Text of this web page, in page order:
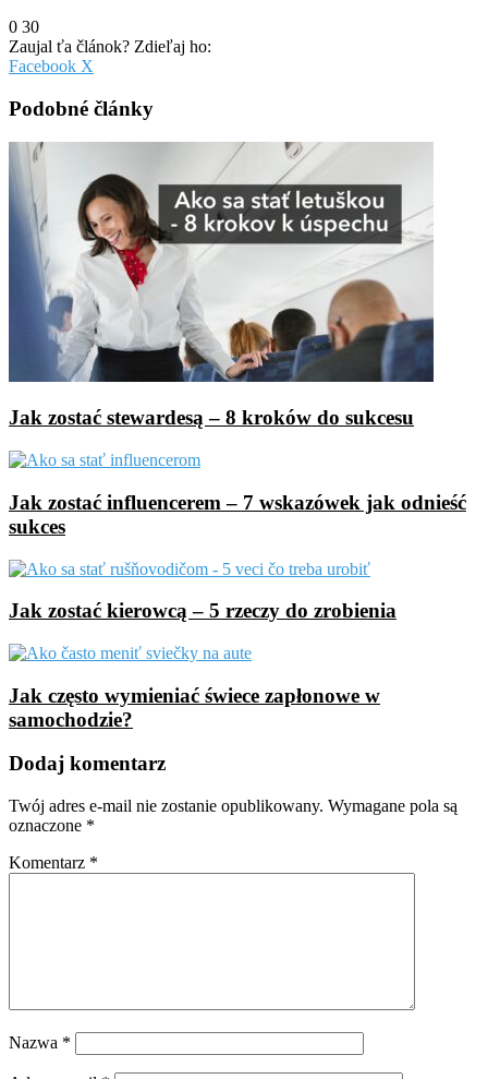
0 30
Zaujal ťa článok? Zdieľaj ho:
Facebook X
Email
Podobné články
Jak zostać stewardesą – 8 kroków do sukcesu
Jak zostać influencerem – 7 wskazówek jak odnieść
sukces
Jak zostać kierowcą – 5 rzeczy do zrobienia
Jak często wymieniać świece zapłonowe w
samochodzie?
Dodaj komentarz
Twój adres e-mail nie zostanie opublikowany. Wymagane pola są
oznaczone *
Komentarz *
Nazwa *